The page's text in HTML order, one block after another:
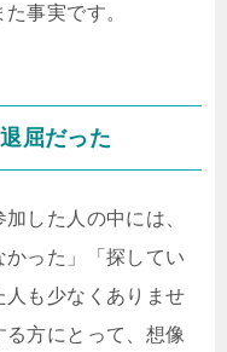
事実です。
屈だった
した人の中には、
かった」「探してい
人も少なくありませ
方にとって、想像